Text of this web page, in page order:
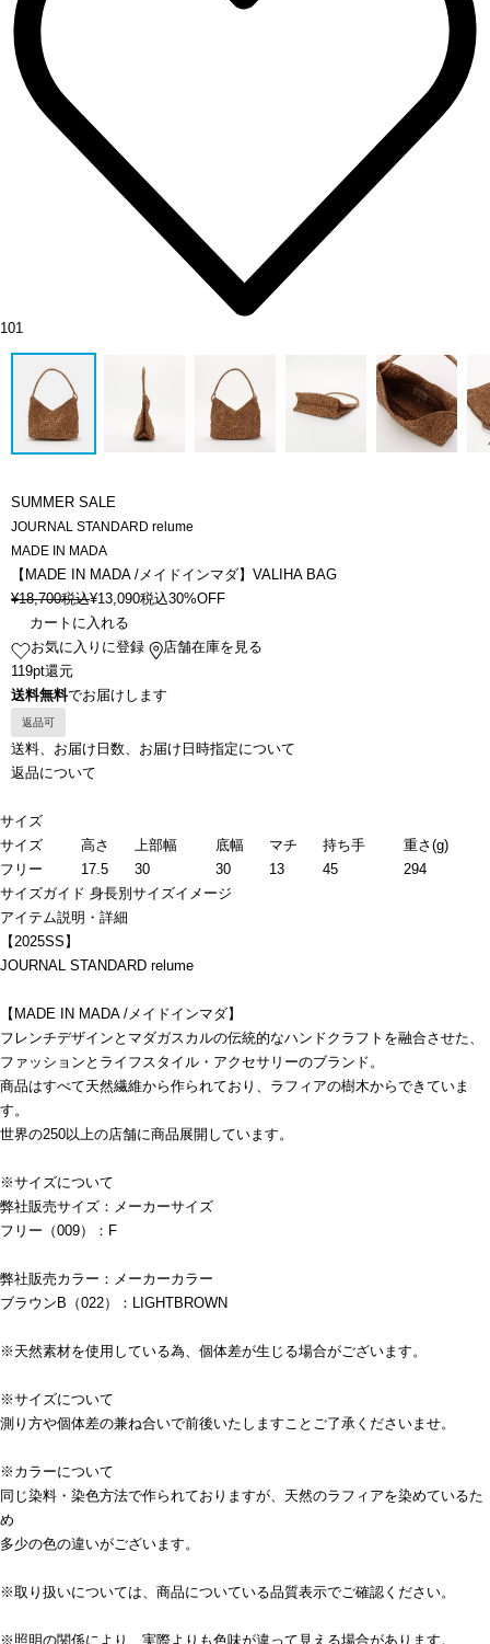
101
SUMMER SALE
JOURNAL STANDARD relume
MADE IN MADA
【MADE IN MADA /メイドインマダ】VALIHA BAG
¥18,700税込¥13,090税込30%OFF
カートに入れる
お気に入りに登録
店舗在庫を見る
119pt還元
送料無料でお届けします
返品可
送料、お届け日数、お届け日時指定について
返品について
サイズ
サイズ
高さ 上部幅 底幅 マチ 持ち手
重さ(g)
フリー
17.5 30 30 13 45
294
サイズガイド 身長別サイズイメージ
アイテム説明・詳細
【2025SS】
JOURNAL STANDARD relume
【MADE IN MADA /メイドインマダ】
フレンチデザインとマダガスカルの伝統的なハンドクラフトを融合させた、
ファッションとライフスタイル・アクセサリーのブランド。
商品はすべて天然繊維から作られており、ラフィアの樹木からできていま
す。
世界の250以上の店舗に商品展開しています。
※サイズについて
弊社販売サイズ：メーカーサイズ
フリー（009）：F
弊社販売カラー：メーカーカラー
ブラウンB（022）：LIGHTBROWN
※天然素材を使用している為、個体差が生じる場合がございます。
※サイズについて
測り方や個体差の兼ね合いで前後いたしますことご了承くださいませ。
※カラーについて
同じ染料・染色方法で作られておりますが、天然のラフィアを染めているた
め
多少の色の違いがございます。
※取り扱いについては、商品についている品質表示でご確認ください。
※照明の関係により、実際よりも色味が違って見える場合があります。